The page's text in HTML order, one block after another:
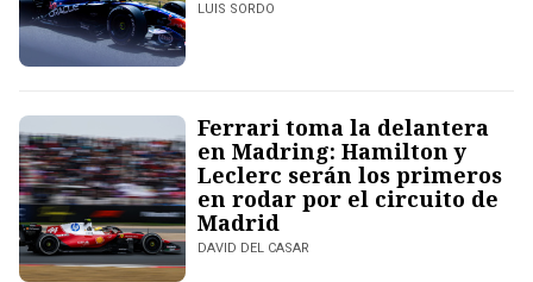
LUIS SORDO
Ferrari toma la delantera
en Madring: Hamilton y
Leclerc serán los primeros
en rodar por el circuito de
Madrid
DAVID DEL CASAR